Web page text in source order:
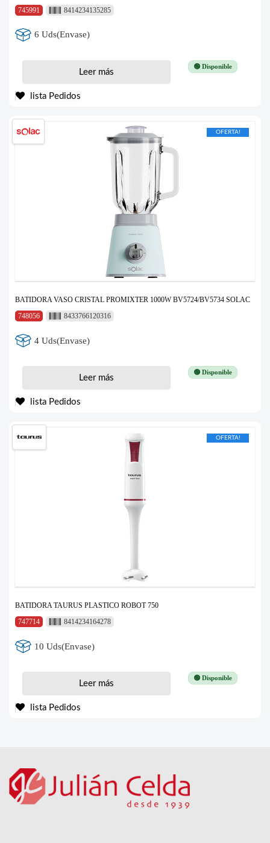
745991
8414234135285
6 Uds(Envase)
🟢 Disponible
Leer más
lista Pedidos
OFERTA!
BATIDORA VASO CRISTAL PROMIXTER 1000W BV5724/BV5734 SOLAC
748056
8433766120316
4 Uds(Envase)
🟢 Disponible
Leer más
lista Pedidos
OFERTA!
BATIDORA TAURUS PLASTICO ROBOT 750
747714
8414234164278
10 Uds(Envase)
🟢 Disponible
Leer más
lista Pedidos